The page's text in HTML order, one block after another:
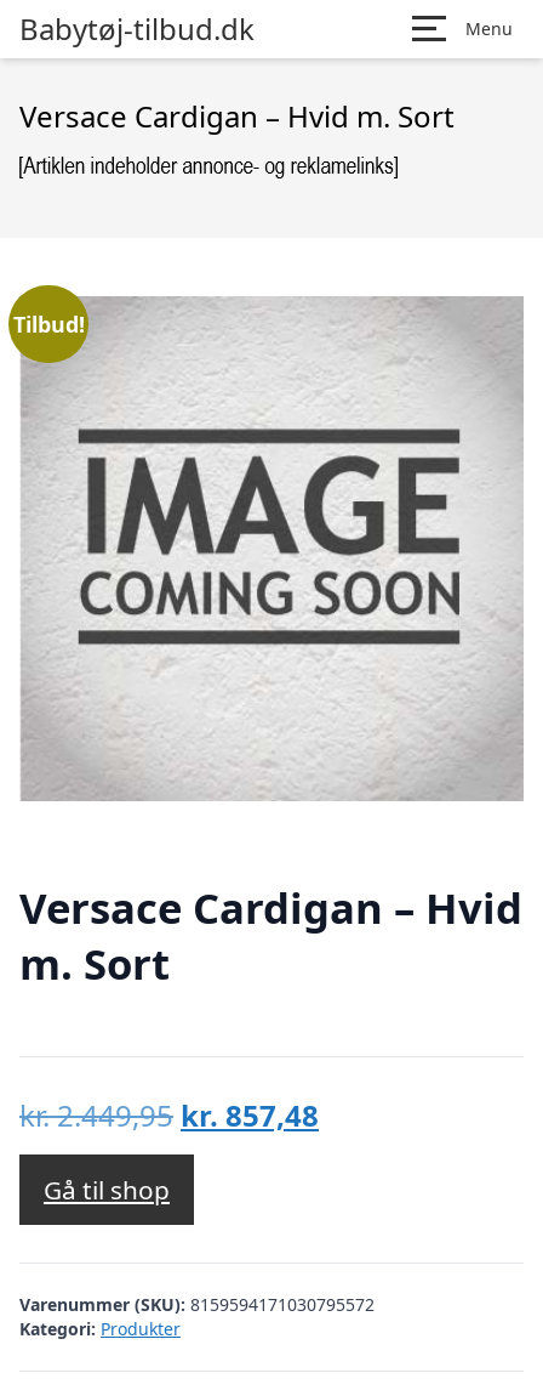
Babytøj-tilbud.dk Menu
Versace Cardigan – Hvid m. Sort
Tilbud!
Versace Cardigan – Hvid
m. Sort
kr.2.449,95 Den
oprindelige
var:
kr. 2.449,95.
kr. 857,48
kr. 857,48.
Gå til shop
Varenummer (SKU): 8159594171030795572
Kategori: Produkter